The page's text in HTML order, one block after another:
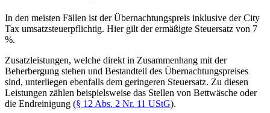
In den meisten Fällen ist der Übernachtungspreis inklusive der City
Tax umsatzsteuerpflichtig. Hier gilt der ermäßigte Steuersatz von 7
%.
Zusatzleistungen, welche direkt in Zusammenhang mit der
Beherbergung stehen und Bestandteil des Übernachtungspreises
sind, unterliegen ebenfalls dem geringeren Steuersatz. Zu diesen
Leistungen zählen beispielsweise das Stellen von Bettwäsche oder
die Endreinigung (§ 12 Abs. 2 Nr. 11 UStG).